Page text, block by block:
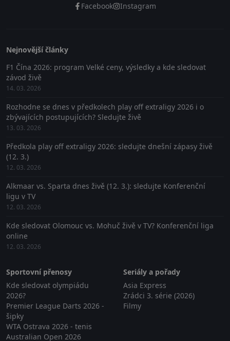
Facebook Instagram
Nejnovější články
F1 Čína 2026: program Velké ceny, výsledky a kde sledovat
závod živě
14. 03. 2026
Rozhodne se dnes v předkolech play off extraligy 2026 i o
zbývajících postupujících? Sledujte živě
13. 03. 2026
Předkola play off extraligy 2026: sledujte dnešní zápasy živě
(12. 3.)
12. 03. 2026
Alkmaar vs. Sparta dnes živě (12. 3.): sledujte Konferenční
ligu v TV
12. 03. 2026
Kde sledovat Olomouc vs. Mohuč živě v TV? Konferenční liga
online
12. 03. 2026
Sportovní přenosy
Kde sledovat olympiádu
2026?
Premier League Darts 2026 -
šipky
WTA Ostrava 2026 - tenis
Australian Open 2026
Seriály a pořady
Asia Express
Zrádci 3. série (2026)
Filmy